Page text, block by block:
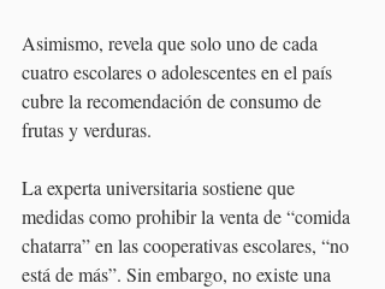
Asimismo, revela que solo uno de cada
cuatro escolares o adolescentes en el país
cubre la recomendación de consumo de
frutas y verduras.
La experta universitaria sostiene que
medidas como prohibir la venta de “comida
chatarra” en las cooperativas escolares, “no
está de más”. Sin embargo, no existe una